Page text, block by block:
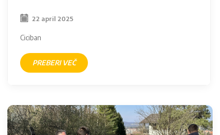
22 april 2025
Ciciban
PREBERI VEČ